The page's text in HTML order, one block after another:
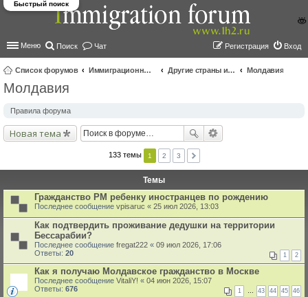
Меню Поиск Чат Вход
Регистрация
Список форумов Иммиграционные форумы | Immigration forums Другие страны и вопросы Шенгена
Молдавия
Быстрый поиск
Молдавия
Правила форума
Новая тема
133 темы 1 2 3
Темы
Гражданство РМ ребенку иностранцев по рождению
Последнее сообщение vpisaruc « 25 июл 2026, 13:03
Как подтвердить проживание дедушки на территории
Бессарабии?
Последнее сообщение fregat222 « 09 июл 2026, 17:06
Ответы: 20 1 2
Как я получаю Молдавское гражданство в Москве
Последнее сообщение VitaliY! « 04 июн 2026, 15:07
Ответы: 676 1 … 43 44 45 46